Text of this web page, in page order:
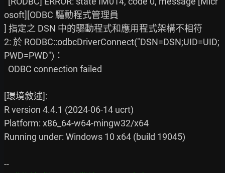
osoft][ODBC 驅動程式管理員
] 指定之 DSN 中的驅動程式和應用程式架構不相符
2: 於 RODBC::odbcDriverConnect("DSN=DSN;UID=UID;
PWD=PWD")：
[環境敘述]:
R version 4.4.1 (2024-06-14 ucrt)
Platform: x86_64-w64-mingw32/x64
Running under: Windows 10 x64 (build 19045)